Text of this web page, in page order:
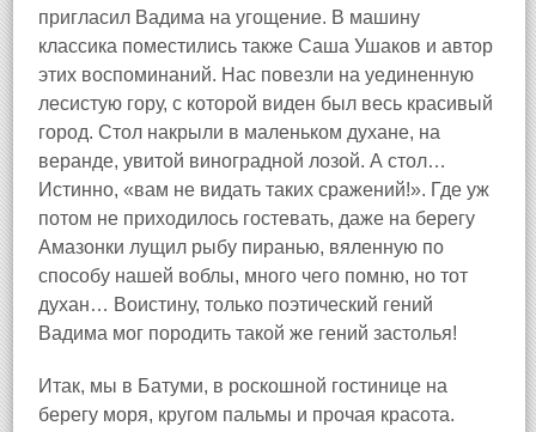
пригласил Вадима на угощение. В машину
классика поместились также Саша Ушаков и автор
этих воспоминаний. Нас повезли на уединенную
лесистую гору, с которой виден был весь красивый
город. Стол накрыли в маленьком духане, на
веранде, увитой виноградной лозой. А стол…
Истинно, «вам не видать таких сражений!». Где уж
потом не приходилось гостевать, даже на берегу
Амазонки лущил рыбу пиранью, вяленную по
способу нашей воблы, много чего помню, но тот
духан… Воистину, только поэтический гений
Вадима мог породить такой же гений застолья!
Итак, мы в Батуми, в роскошной гостинице на
берегу моря, кругом пальмы и прочая красота.